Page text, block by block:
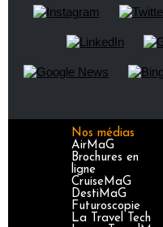
Nos médias
AirMaG
Brochures en
ligne
CruiseMaG
DestiMaG
Futuroscopie
La Travel Tech